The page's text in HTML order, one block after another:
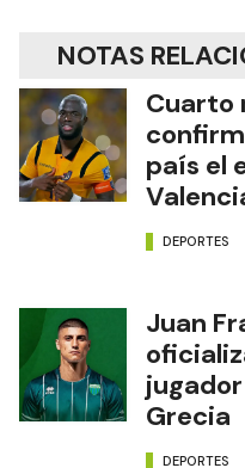
NOTAS
Cuarto
país el
DEPORTES
Juan
Grecia
DEPORTES